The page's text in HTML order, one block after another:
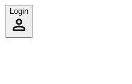
Login